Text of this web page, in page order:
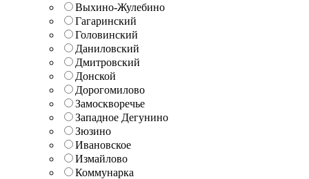
Выхино-Жулебино
Гагаринский
Головинский
Даниловский
Дмитровский
Донской
Дорогомилово
Замоскворечье
Западное Дегунино
Зюзино
Ивановское
Измайлово
Коммунарка